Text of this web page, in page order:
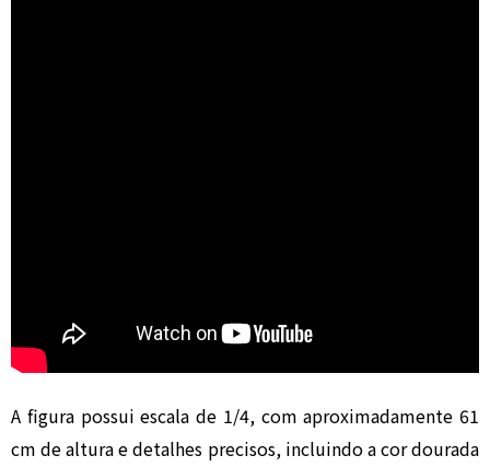
A figura possui escala de 1/4, com aproximadamente 61
cm de altura e detalhes precisos, incluindo a cor dourada